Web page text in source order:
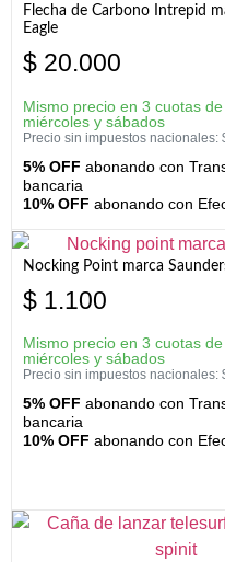
Flecha de Carbono Intrepid
Eagle
$ 20.000
Mismo precio en 3 cuotas de
miércoles y sábados
Precio sin impuestos nacionales:
5% OFF abonando con
bancaria
10% OFF abonando con
Nocking Point marca
$ 1.100
Mismo precio en 3 cuotas de
miércoles y sábados
Precio sin impuestos nacionales:
5% OFF abonando con
bancaria
10% OFF abonando con